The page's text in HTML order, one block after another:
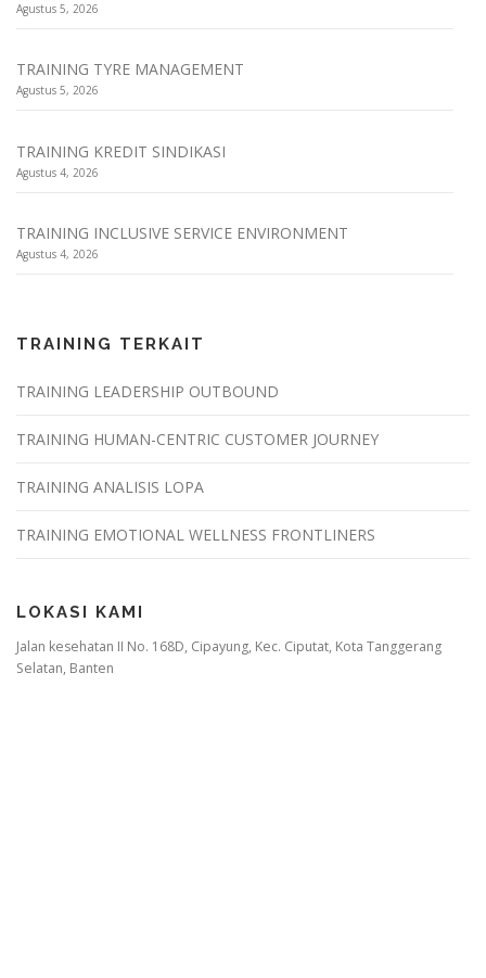
Agustus 5, 2026
TRAINING TYRE MANAGEMENT
Agustus 5, 2026
TRAINING KREDIT SINDIKASI
Agustus 4, 2026
TRAINING INCLUSIVE SERVICE ENVIRONMENT
Agustus 4, 2026
TRAINING TERKAIT
TRAINING LEADERSHIP OUTBOUND
TRAINING HUMAN-CENTRIC CUSTOMER JOURNEY
TRAINING ANALISIS LOPA
TRAINING EMOTIONAL WELLNESS FRONTLINERS
LOKASI KAMI
Jalan kesehatan II No. 168D, Cipayung, Kec. Ciputat, Kota Tanggerang
Selatan, Banten